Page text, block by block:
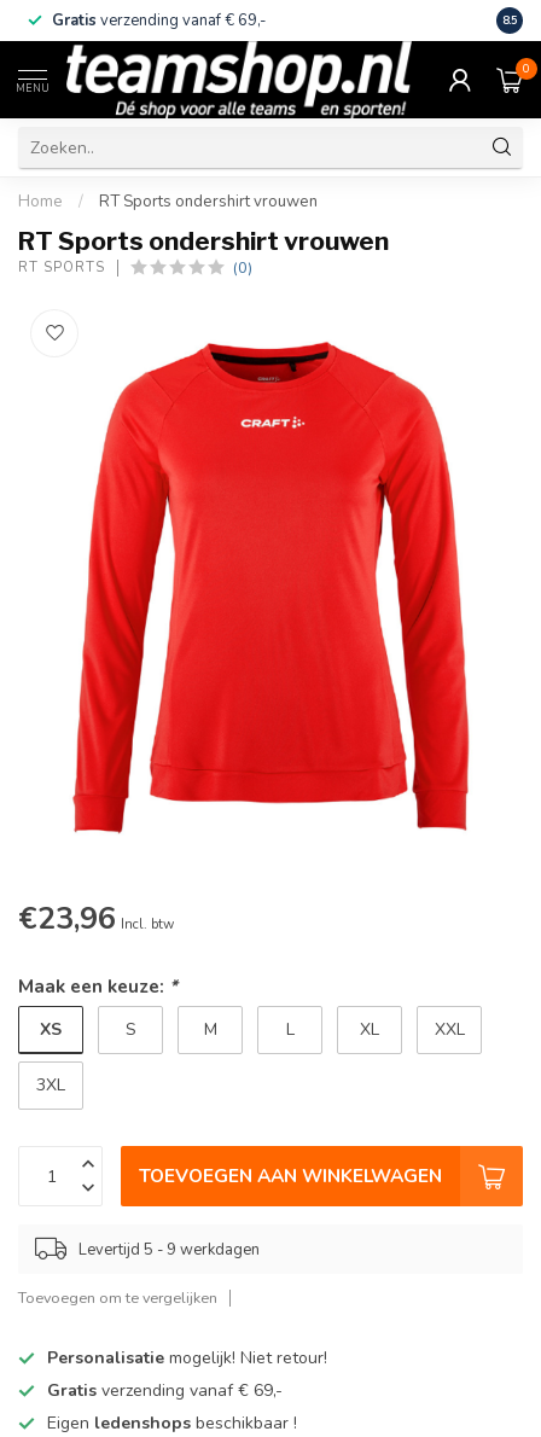
Gratis verzending vanaf € 69,- Eigen
8.5
MENU
0
Home / RT Sports ondershirt vrouwen
RT Sports ondershirt vrouwen
RT SPORTS (0)
€23,96 Incl. btw
Maak een keuze: *
XS S M L XL XXL
3XL
TOEVOEGEN AAN WINKELWAGEN
Levertijd 5 - 9 werkdagen
Toevoegen om te vergelijken
Personalisatie mogelijk! Niet retour!
Gratis verzending vanaf € 69,-
Eigen ledenshops beschikbaar !